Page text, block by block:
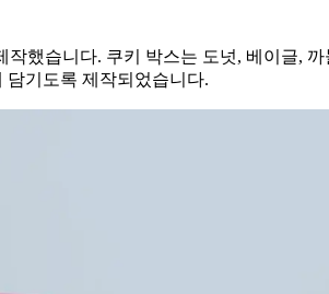
했습니다. 쿠키 박스는 도넛, 베이글,
담기도록 제작되었습니다.